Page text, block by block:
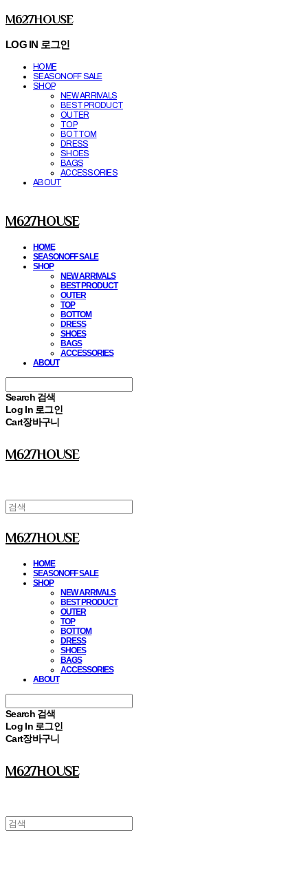
M627HOUSE
LOG IN 로그인
HOME
SEASONOFF SALE
SHOP
NEW ARRIVALS
BEST PRODUCT
OUTER
TOP
BOTTOM
DRESS
SHOES
BAGS
ACCESSORIES
ABOUT
M627HOUSE
HOME
SEASONOFF SALE
SHOP
NEW ARRIVALS
BEST PRODUCT
OUTER
TOP
BOTTOM
DRESS
SHOES
BAGS
ACCESSORIES
ABOUT
Search 검색
Log In 로그인
Cart장바구니
M627HOUSE
M627HOUSE
HOME
SEASONOFF SALE
SHOP
NEW ARRIVALS
BEST PRODUCT
OUTER
TOP
BOTTOM
DRESS
SHOES
BAGS
ACCESSORIES
ABOUT
Search 검색
Log In 로그인
Cart장바구니
M627HOUSE